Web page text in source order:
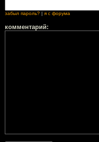
забыл пароль? я с форума
комментарий: